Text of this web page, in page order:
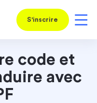
S'inscrire
code et
avec